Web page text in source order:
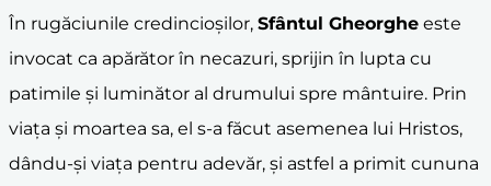
În rugăciunile credincioșilor, Sfântul Gheorghe este
invocat ca apărător în necazuri, sprijin în lupta cu
patimile și luminător al drumului spre mântuire. Prin
viața și moartea sa, el s-a făcut asemenea lui Hristos,
dându-și viața pentru adevăr, și astfel a primit cununa